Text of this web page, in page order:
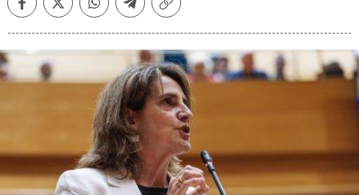
FacebookTwitterWhatsappTelegramCopiar